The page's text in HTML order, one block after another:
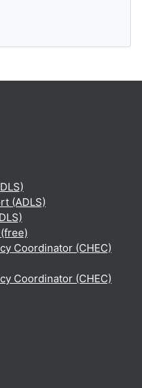
(ADLS)
Coordinator (CHEC)
Coordinator (CHEC)